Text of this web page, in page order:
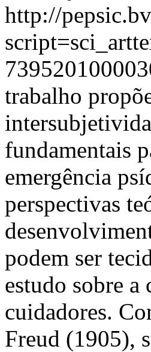
http://
trabalho
fundamentais
emergência
perspectivas
podem ser
estudo sobre a
cuidadores.
Freud (1905),